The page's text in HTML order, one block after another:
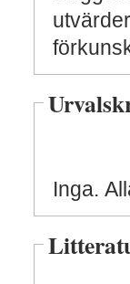
Inga.